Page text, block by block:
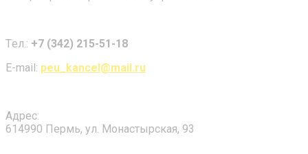
Tел.: +7 (342) 215-51-18
E-mail: peu_kancel@mail.ru
Адрес:
614990 Пермь, ул. Монастырская, 93